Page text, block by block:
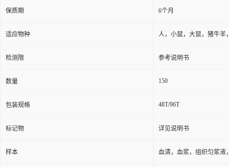
保质期 6个月
适应物种 人，小鼠，大鼠，猪牛羊
检测限 参考说明书
数量 150
包装规格 48T/96T
标记物 详见说明书
样本 血清，血浆，组织匀浆液